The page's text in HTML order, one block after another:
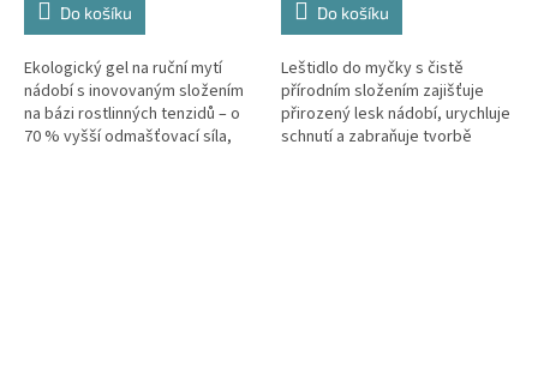
Do košíku
Ekologický gel na ruční mytí
nádobí s inovovaným složením
na bázi rostlinných tenzidů – o
70 % vyšší odmašťovací síla,
Do košíku
Leštidlo do myčky s čistě
přírodním složením zajišťuje
přirozený lesk nádobí, urychluje
schnutí a zabraňuje tvorbě